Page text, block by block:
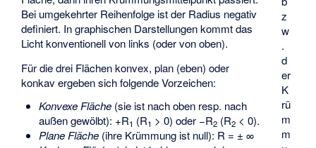
z
w
.
d
er
K
rü
m
m
Bei umgekehrter Reihenfolge ist der Radius negativ
definiert. In graphischen Darstellungen kommt das
Licht konventionell von links (oder von oben).
Für die drei Flächen konvex, plan (eben) oder
konkav ergeben sich folgende Vorzeichen:
Konvexe Fläche(sie ist nach oben resp. nach
außen gewölbt): +R1 (R1 > 0) oder −R2(R2< 0).
Plane Fläche(ihre Krümmung ist null): R = ± ∞